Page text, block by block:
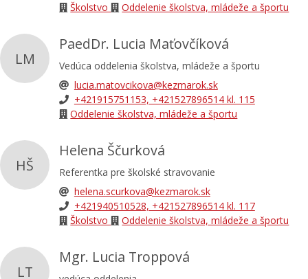
Školstvo
Oddelenie školstva, mládeže a športu
LM
PaedDr. Lucia Maťovčíková
Vedúca oddelenia školstva, mládeže a športu
lucia.matovcikova@kezmarok.sk
+421915751153, +421527896514 kl. 115
Oddelenie školstva, mládeže a športu
HŠ
Helena Ščurková
Referentka pre školské stravovanie
helena.scurkova@kezmarok.sk
+421940510528, +421527896514 kl. 117
Školstvo
Oddelenie školstva, mládeže a športu
LT
Mgr. Lucia Troppová